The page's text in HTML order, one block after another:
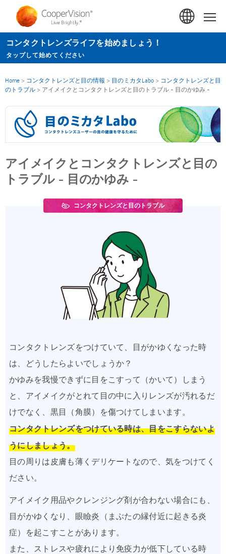
ン
コ
ン
ン
動
コンタクトレンズライフを始めましょう！
タップして始めてください
Home > コンタクトレンズと目の情報 > 目のミカタLabo > コンタクトレンズと目
のトラブル > アイメイクとコンタクトレンズと目のトラブル - 目のかゆみ -
アイメイクとコンタクトレンズと目の
トラブル - 目のかゆみ -
コンタクトレンズと目のトラブル
コンタクトレンズをつけていて、目がかゆくなった時
は、どうしたらよいでしょうか？
かゆみを我慢できずに目をこすって（かいて）しまう
と、アイメイクがとれて目の中に入りレンズが汚れるだ
けでなく、黒目（角膜）を傷つけてしまいます。
コンタクトレンズをつけている時は、目をこすらないよ
うにしましょう。
目の周りは皮膚も薄くデリケートなので、気をつけてく
ださい。
アイメイク用品やクレンジング剤が合わない場合にも、
目がかゆくなり、眼瞼炎（まぶたの縁付近に起きる炎
症）を起こすことがあります。
また、ストレスや疲れにより免疫力が低下している時